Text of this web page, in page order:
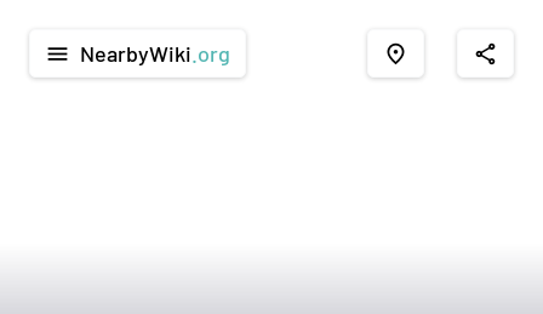
menu NearbyWiki .org place share